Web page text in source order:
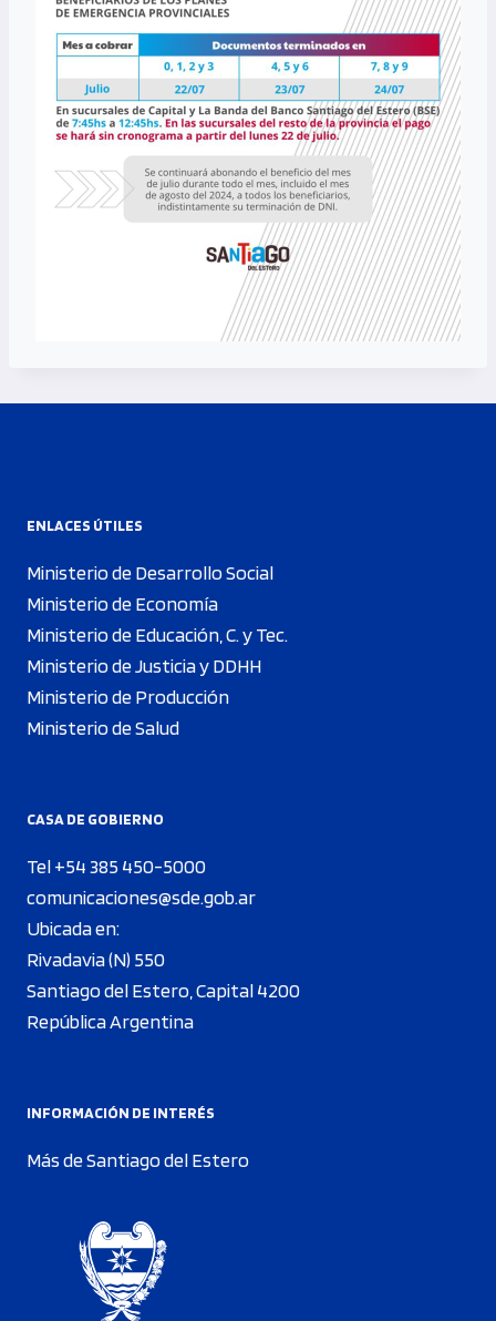
ENLACES ÚTILES
Ministerio de Desarrollo Social
Ministerio de Economía
Ministerio de Educación, C. y Tec.
Ministerio de Justicia y DDHH
Ministerio de Producción
Ministerio de Salud
CASA DE GOBIERNO
Tel +54 385 450-5000
comunicaciones@sde.gob.ar
Ubicada en:
Rivadavia (N) 550
Santiago del Estero, Capital 4200
República Argentina
INFORMACIÓN DE INTERÉS
Más de Santiago del Estero